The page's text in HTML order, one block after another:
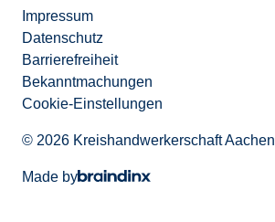
© 2026 Kreishandwerkerschaft Aachen
Made by
Impressum
Datenschutz
Barrierefreiheit
Bekanntmachungen
Cookie-Einstellungen